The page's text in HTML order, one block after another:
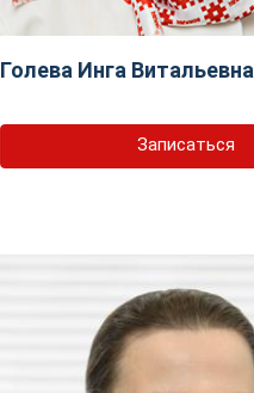
Голева Инга Витальевна
Записаться